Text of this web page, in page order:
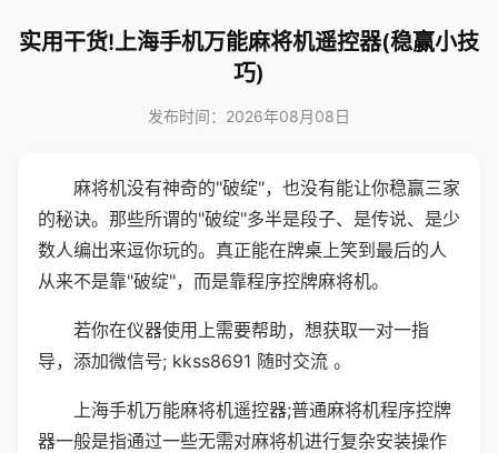
实用干货!上海手机万能麻将机遥控器(稳赢小技
巧)
发布时间：2026年08月08日
麻将机没有神奇的"破绽"，也没有能让你稳赢三家
的秘诀。那些所谓的"破绽"多半是段子、是传说、是少
数人编出来逗你玩的。真正能在牌桌上笑到最后的人
从来不是靠"破绽"，而是靠程序控牌麻将机。
若你在仪器使用上需要帮助，想获取一对一指
导，添加微信号; kkss8691 随时交流 。
上海手机万能麻将机遥控器;普通麻将机程序控牌
器一般是指通过一些无需对麻将机进行复杂安装操作